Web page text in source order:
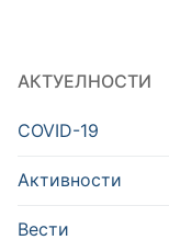
АКТУЕЛНОСТИ
COVID-19
Активности
Вести